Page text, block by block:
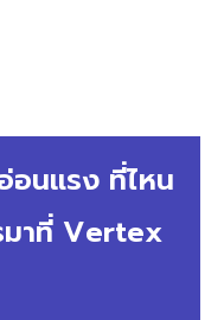
อนแรง ที่ไหน
มาที่ Vertex